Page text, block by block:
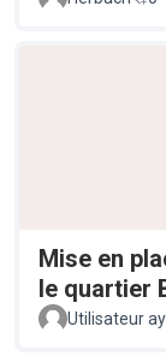
Mise en
le quartier
Utilisateur